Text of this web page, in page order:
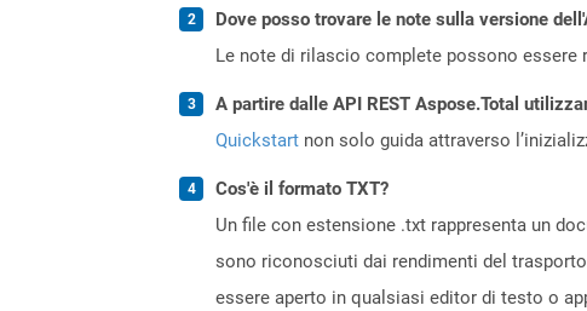
Dove posso trovare le note sulla versione
Le note di rilascio complete possono essere
A partire dalle API REST Aspose.Total
Quickstart non solo guida attraverso
Cos'è il formato TXT?
Un file con estensione .txt rappresenta un
sono riconosciuti dai rendimenti del
essere aperto in qualsiasi editor di testo o